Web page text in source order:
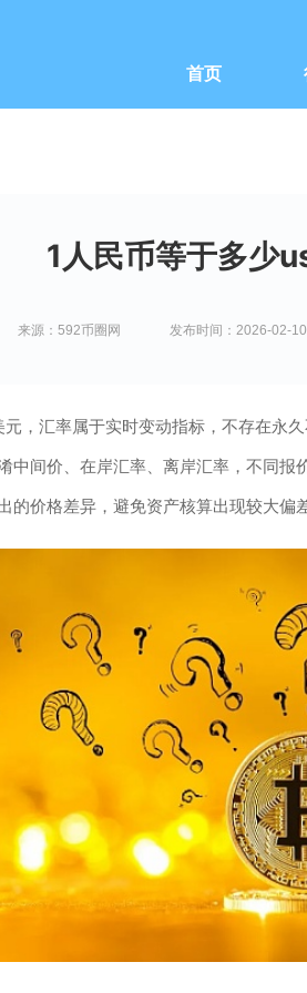
首页
1人民币等于多少
来源：592币圈网 发布时间：2026-02-
，汇率属于实时变动指标，不存在永
中间价、在岸汇率、离岸汇率，不同
价格差异，避免资产核算出现较大偏差